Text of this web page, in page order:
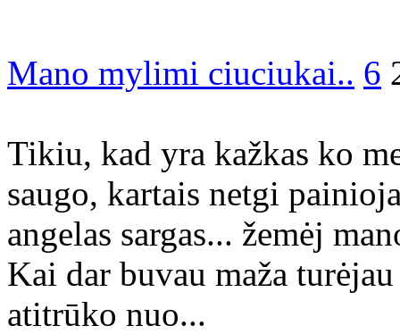
Mano mylimi ciuciukai.. 6
Tikiu, kad yra kažkas ko
saugo, kartais netgi
angelas sargas... žemėj
Kai dar buvau maža
atitrūko nuo...